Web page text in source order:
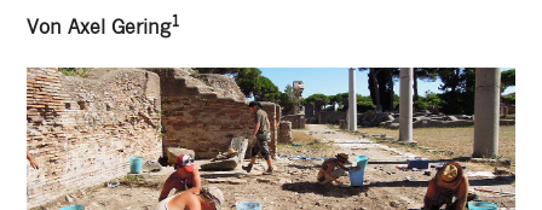
Von Axel Gering1